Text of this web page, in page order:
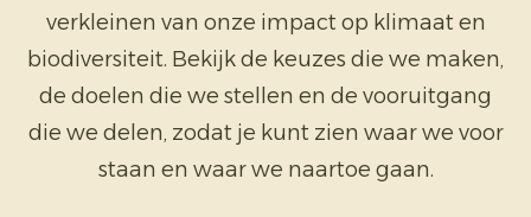
verkleinen van onze impact op klimaat en
biodiversiteit. Bekijk de keuzes die we maken,
de doelen die we stellen en de vooruitgang
die we delen, zodat je kunt zien waar we voor
staan en waar we naartoe gaan.